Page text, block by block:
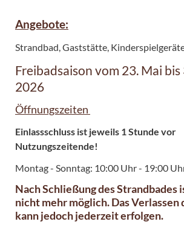
Angebote:
Strandbad, Gaststätte,
Freibadsaison vom 23. Mai
2026
Öffnungszeiten
Einlassschluss ist jeweils 1 Stunde vor
Nutzungszeitende!
Montag - Sonntag: 10:00 Uhr - 19:00
Nach Schließung des
nicht mehr möglich. Das Verlassen
kann jedoch jederzeit erfolgen.